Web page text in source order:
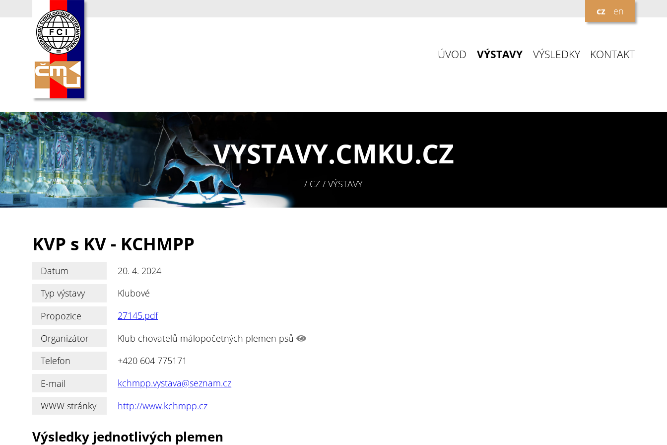
cz en
ÚVOD VÝSTAVY VÝSLEDKY KONTAKT
VYSTAVY.CMKU.CZ
/ CZ / VÝSTAVY
KVP s KV - KCHMPP
Datum
20. 4. 2024
Typ výstavy
Klubové
Propozice
27145.pdf
Organizátor
Klub chovatelů málopočetných plemen psů
Telefon
+420 604 775171
E-mail
kchmpp.vystava@seznam.cz
WWW stránky
http://www.kchmpp.cz
Výsledky jednotlivých plemen